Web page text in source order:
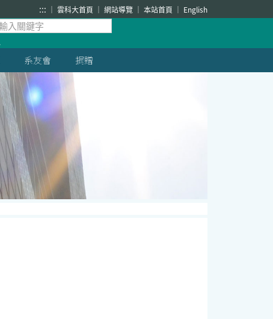
::: 雲科大首頁 網站導覽 本站首頁 English
系友會 捐贈